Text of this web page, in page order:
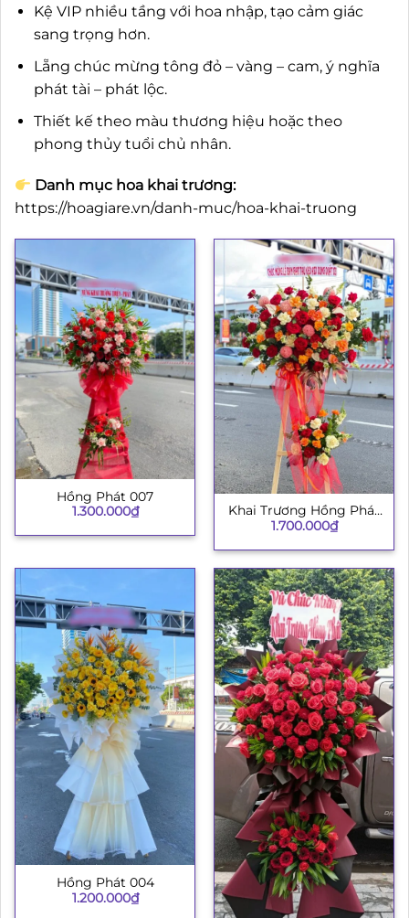
Kệ VIP nhiều tầng với hoa nhập, tạo cảm giác
sang trọng hơn.
Lẵng chúc mừng tông đỏ – vàng – cam, ý nghĩa
phát tài – phát lộc.
Thiết kế theo màu thương hiệu hoặc theo
phong thủy tuổi chủ nhân.
Danh mục hoa khai trương:
https://hoagiare.vn/danh-muc/hoa-khai-truong
Hồng Phát 007
1.300.000₫
Khai Trương Hồng Phát
234
1.700.000₫
Hồng Phát 004
1.200.000₫